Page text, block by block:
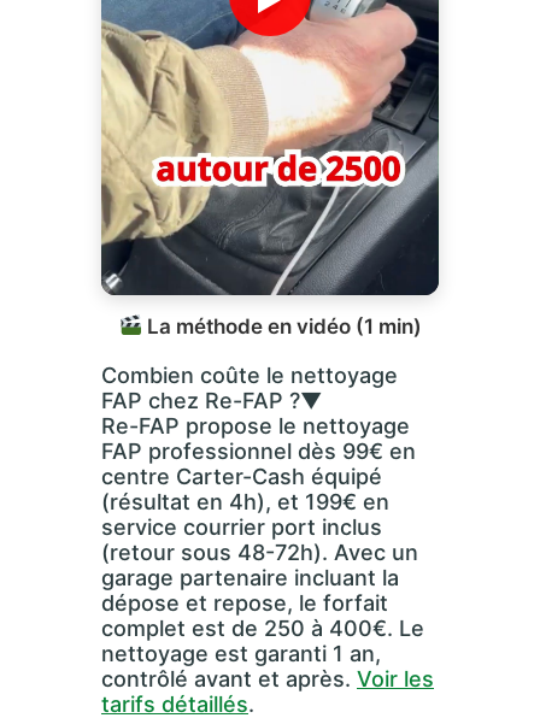
La méthode en vidéo (1 min)
Combien coûte le nettoyage
FAP chez Re-FAP ?▼
Re-FAP propose le nettoyage
FAP professionnel dès 99€ en
centre Carter-Cash équipé
(résultat en 4h), et 199€ en
service courrier port inclus
(retour sous 48-72h). Avec un
garage partenaire incluant la
dépose et repose, le forfait
complet est de 250 à 400€. Le
nettoyage est garanti 1 an,
contrôlé avant et après. Voir les
tarifs détaillés.